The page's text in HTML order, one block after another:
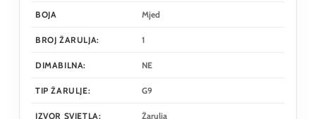
BOJA Mjed
BROJ ŽARULJA: 1
DIMABILNA: NE
TIP ŽARULJE: G9
IZVOR SVJETLA: Žarulja